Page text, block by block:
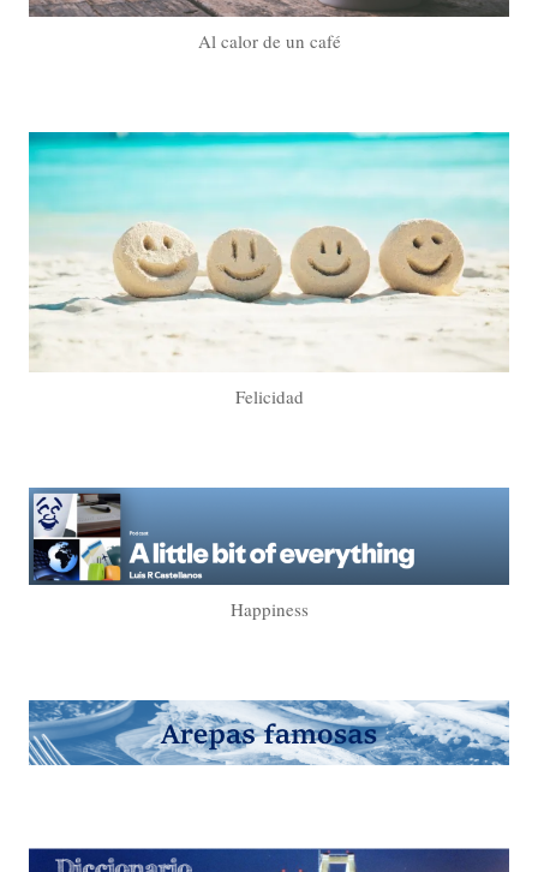
Al calor de un café
Felicidad
Happiness